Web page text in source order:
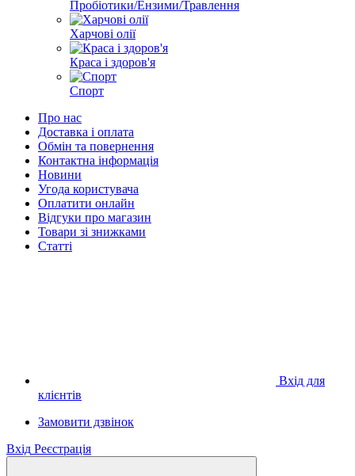
Пробіотики/Ензими/Травлення
Харчові олії
Краса і здоров'я
Спорт
Про нас
Доставка і оплата
Обмін та повернення
Контактна інформація
Новини
Угода користувача
Оплатити онлайн
Відгуки про магазин
Товари зі знижками
Статті
Вхід для
клієнтів
Замовити дзвінок
Вхід Реєстрація